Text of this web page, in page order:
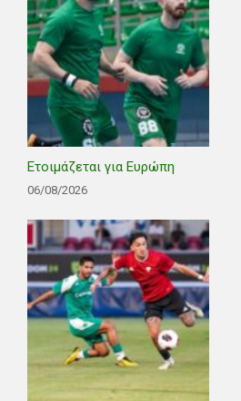
Ετοιμάζεται για Ευρώπη
06/08/2026